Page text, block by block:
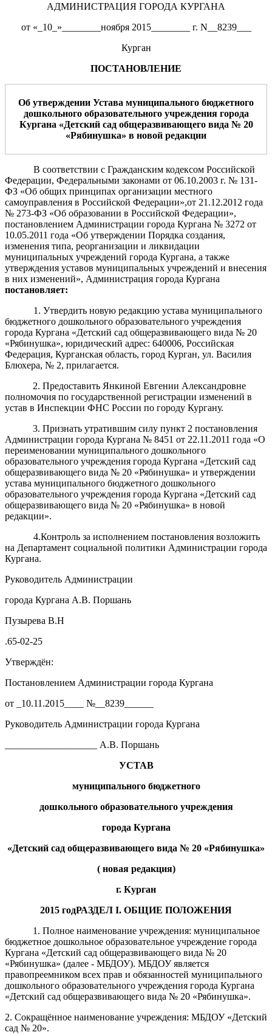
АДМИНИСТРАЦИЯ ГОРОДА КУРГАНА
от «_10_»________ноября 2015________ г. N__8239___
Курган
ПОСТАНОВЛЕНИЕ
Об утверждении Устава муниципального бюджетного
дошкольного образовательного учреждения города
Кургана «Детский сад общеразвивающего вида № 20
«Рябинушка» в новой редакции
В соответствии с Гражданским кодексом Российской
Федерации, Федеральными законами от 06.10.2003 г. № 131-
ФЗ «Об общих принципах организации местного
самоуправления в Российской Федерации»,от 21.12.2012 года
№ 273-ФЗ «Об образовании в Российской Федерации»,
постановлением Администрации города Кургана № 3272 от
10.05.2011 года «Об утверждении Порядка создания,
изменения типа, реорганизации и ликвидации
муниципальных учреждений города Кургана, а также
утверждения уставов муниципальных учреждений и внесения
в них изменений», Администрация города Кургана
постановляет:
1. Утвердить новую редакцию устава муниципального
бюджетного дошкольного образовательного учреждения
города Кургана «Детский сад общеразвивающего вида № 20
«Рябинушка», юридический адрес: 640006, Российская
Федерация, Курганская область, город Курган, ул. Василия
Блюхера, № 2, прилагается.
2. Предоставить Янкиной Евгении Александровне
полномочия по государственной регистрации изменений в
устав в Инспекции ФНС России по городу Кургану.
3. Признать утратившим силу пункт 2 постановления
Администрации города Кургана № 8451 от 22.11.2011 года «О
переименовании муниципального дошкольного
образовательного учреждения города Кургана «Детский сад
общеразвивающего вида № 20 «Рябинушка» и утверждении
устава муниципального бюджетного дошкольного
образовательного учреждения города Кургана «Детский сад
общеразвивающего вида № 20 «Рябинушка» в новой
редакции».
4.Контроль за исполнением постановления возложить
на Департамент социальной политики Администрации города
Кургана.
Руководитель Администрации
города Кургана А.В. Поршань
Пузырева В.Н
.65-02-25
Утверждён:
Постановлением Администрации города Кургана
от _10.11.2015____ №__8239______
Руководитель Администрации города Кургана
___________________ А.В. Поршань
УСТАВ
муниципального бюджетного
дошкольного образовательного учреждения
города Кургана
«Детский сад общеразвивающего вида № 20 «Рябинушка»
( новая редакция)
г. Курган
2015 годРАЗДЕЛ I. ОБЩИЕ ПОЛОЖЕНИЯ
1. Полное наименование учреждения: муниципальное
бюджетное дошкольное образовательное учреждение города
Кургана «Детский сад общеразвивающего вида № 20
«Рябинушка» (далее - МБДОУ). МБДОУявляется
правопреемником всех прав и обязанностей муниципального
дошкольного образовательного учреждения города Кургана
«Детский сад общеразвивающего вида № 20 «Рябинушка».
2. Сокращённое наименование учреждения: МБДОУ «Детский
сад № 20».